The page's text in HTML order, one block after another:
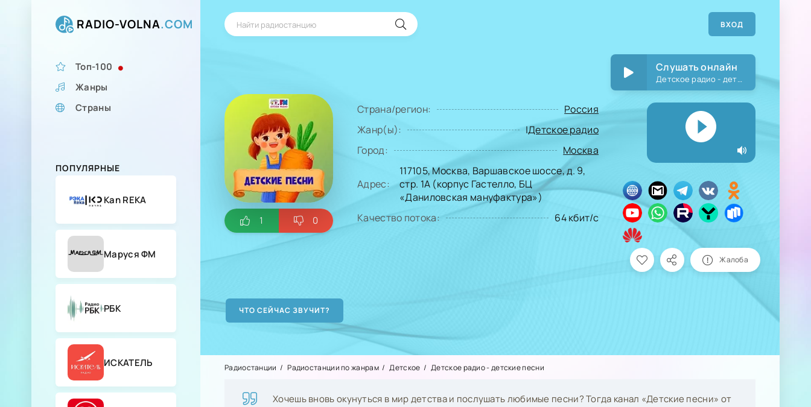
RADIO-VOLNA.COM ВХОД
Топ-100
Жанры
Страны
ПОПУЛЯРНЫЕ
Kan REKA
Маруся ФМ
РБК
ИСКАТЕЛЬ
1 0
Страна/регион:
Россия
Жанр(ы):
|Детское радио
Город:
Москва
Адрес:
117105, Москва, Варшавское шоссе, д. 9,
стр. 1А (корпус Гастелло, БЦ
«Даниловская мануфактура»)
Качество потока:
64 кбит/с
Слушать онлайн
Детское радио - детские песни
Жалоба
Радиостанции Радиостанции по жанрам Детское Детское радио - детские песни
Хочешь вновь окунуться в мир детства и послушать любимые песни? Тогда канал «Детские песни» от